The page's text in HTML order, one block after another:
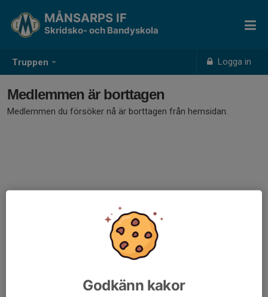
Truppen Logga in
MÅNSARPS IF
Skridsko- och Bandyskola
Medlemmen är borttagen
Medlemmen du försöker nå är borttagen från hemsidan.
Godkänn kakor